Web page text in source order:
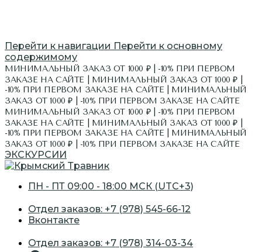
Перейти к навигации Перейти к основному
содержимому
МИНИМАЛЬНЫЙ ЗАКАЗ ОТ 1000 ₽ | -10% ПРИ ПЕРВОМ
ЗАКАЗЕ НА САЙТЕ | МИНИМАЛЬНЫЙ ЗАКАЗ ОТ 1000 ₽ |
-10% ПРИ ПЕРВОМ ЗАКАЗЕ НА САЙТЕ | МИНИМАЛЬНЫЙ
ЗАКАЗ ОТ 1000 ₽ | -10% ПРИ ПЕРВОМ ЗАКАЗЕ НА САЙТЕ
МИНИМАЛЬНЫЙ ЗАКАЗ ОТ 1000 ₽ | -10% ПРИ ПЕРВОМ
ЗАКАЗЕ НА САЙТЕ | МИНИМАЛЬНЫЙ ЗАКАЗ ОТ 1000 ₽ |
-10% ПРИ ПЕРВОМ ЗАКАЗЕ НА САЙТЕ | МИНИМАЛЬНЫЙ
ЗАКАЗ ОТ 1000 ₽ | -10% ПРИ ПЕРВОМ ЗАКАЗЕ НА САЙТЕ
ЭКСКУРСИИ
ПН - ПТ 09:00 - 18:00 МСК (UTC+3)
Отдел заказов: +7 (978) 545-66-12
Вконтакте
Отдел заказов: +7 (978) 314-03-34